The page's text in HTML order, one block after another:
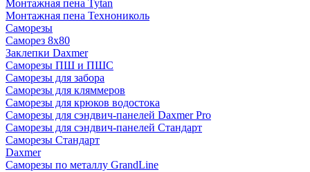
Монтажная пена Tytan
Монтажная пена Технониколь
Саморезы
Саморез 8х80
Заклепки Daxmer
Саморезы ПШ и ПШС
Саморезы для забора
Саморезы для кляммеров
Саморезы для крюков водостока
Саморезы для сэндвич-панелей Daxmer Pro
Саморезы для сэндвич-панелей Стандарт
Саморезы Стандарт
Daxmer
Саморезы по металлу GrandLine